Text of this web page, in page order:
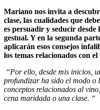
Mariano nos invita a
clase, las cualidades que
es persuadir y seducir
gestual. Y en la segunda
aplicarán esos consejos
los temas relacionados con el
“Por ello, desde mis inicios,
profundizar ha sido el modo o
conceptos relacionados al
cena maridada o una clase. “